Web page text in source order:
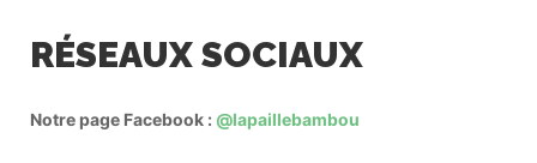
RÉSEAUX SOCIAUX
Notre page Facebook : @lapaillebambou